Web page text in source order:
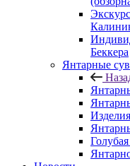
Беккера
Янтарные